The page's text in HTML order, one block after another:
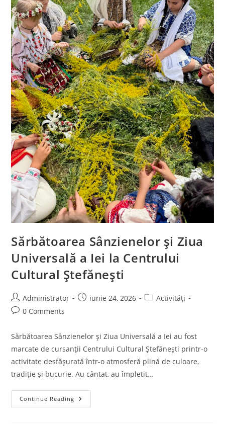
Sărbătoarea Sânzienelor și Ziua
Universală a Iei la Centrului
Cultural Ștefănești
Post
author:
Administrator
Postiunie 24, 2026
PostActivități
Post0 Comments
Sărbătoarea Sânzienelor și Ziua Universală a Iei au fost
marcate de cursanții Centrului Cultural Ștefănești printr-o
activitate desfășurată într-o atmosferă plină de culoare,
tradiție și bucurie. Au cântat, au împletit…
Continue Reading Sărbătoarea
Sânzienelor